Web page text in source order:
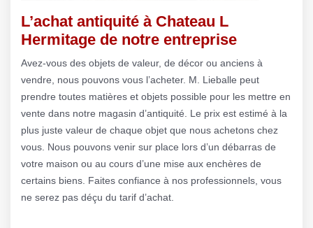
L’achat antiquité à Chateau L
Hermitage de notre entreprise
Avez-vous des objets de valeur, de décor ou anciens à
vendre, nous pouvons vous l’acheter. M. Lieballe peut
prendre toutes matières et objets possible pour les mettre en
vente dans notre magasin d’antiquité. Le prix est estimé à la
plus juste valeur de chaque objet que nous achetons chez
vous. Nous pouvons venir sur place lors d’un débarras de
votre maison ou au cours d’une mise aux enchères de
certains biens. Faites confiance à nos professionnels, vous
ne serez pas déçu du tarif d’achat.